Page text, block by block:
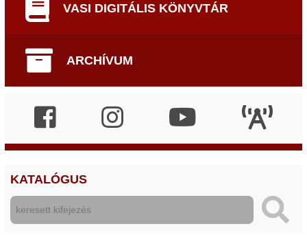
VASI DIGITÁLIS KÖNYVTÁR
ARCHÍVUM
KATALÓGUS